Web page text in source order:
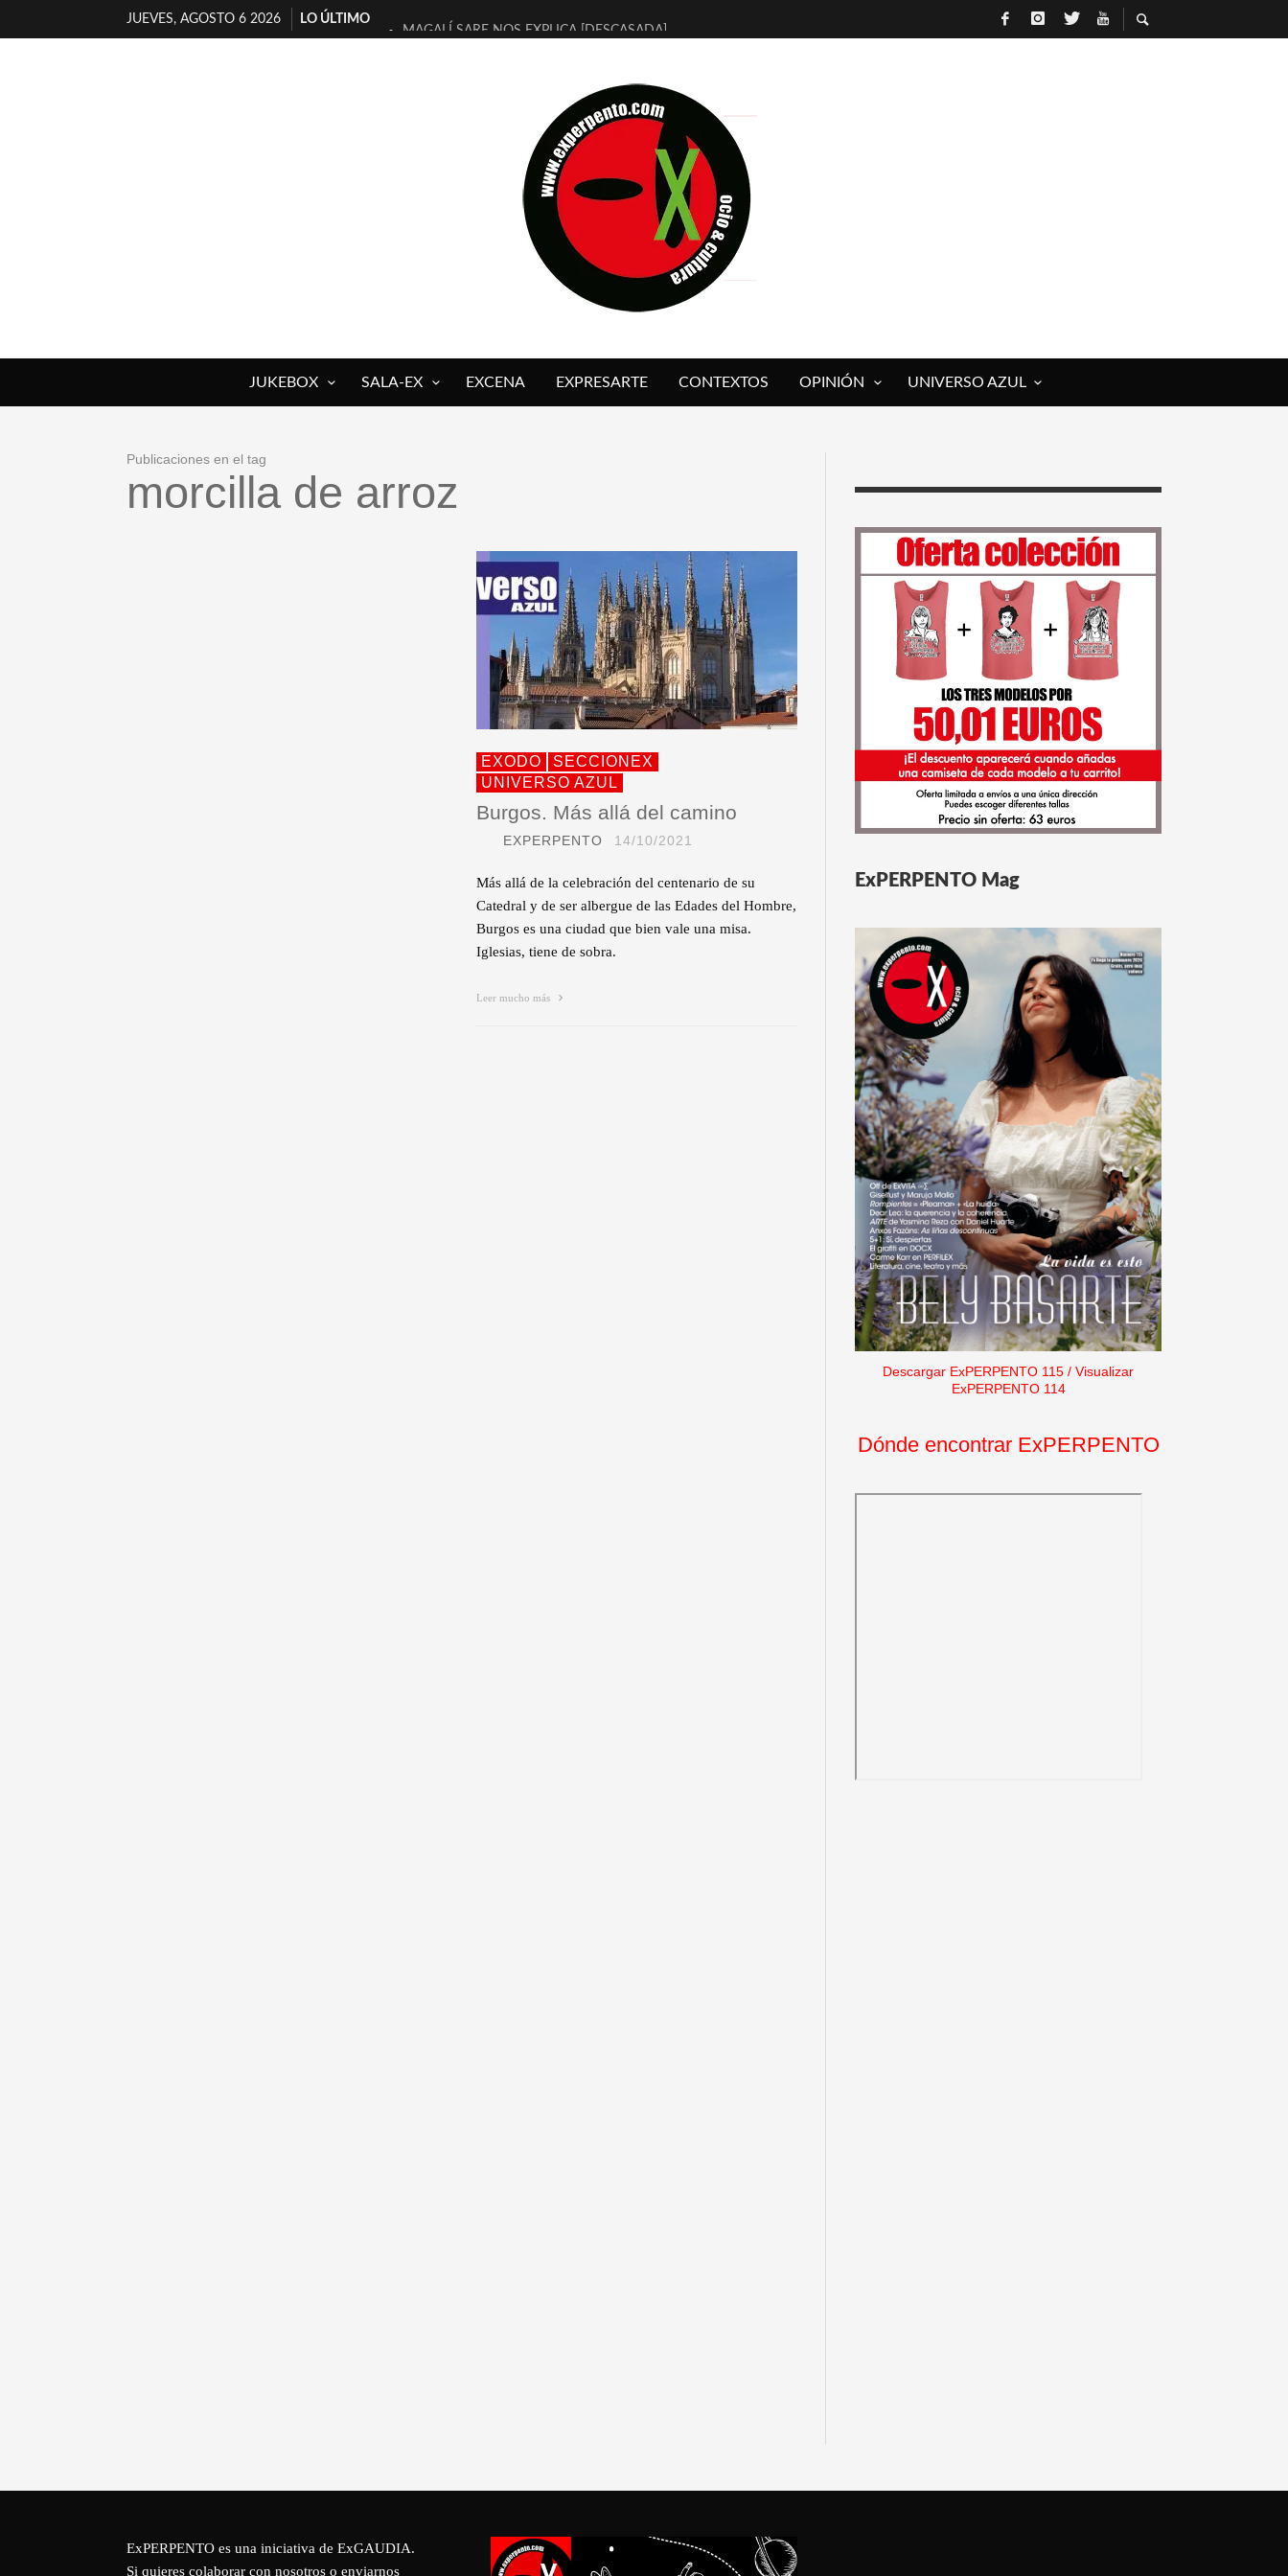
JUEVES, AGOSTO 6 2026
LO ÚLTIMO
MAGALÍ SARE NOS EXPLICA [DESCASADA]
[LA BOLA NEGRA] DE JAVIER CALVO Y JAVIER AMBROSSI
OSLO OVNIES LLEGAN CORRIENDO A ARANDA (SONORAMA Y COSQUÍN ROCK)
FÉLIX CALVO NOS PRESENTA [LAS PALMERAS] (NOVELA DE VAMPIROS VIVOS Y MUERTOS)
[EL SER QUERIDO] DE RODRIGO SOROGOYEN
ENTREVISTA A IVÁN HUMANES POR [EL LIBRO ROJO]
ARRABAL, ARRABAL, ARRABAL, ARRABEAUX
JUKEBOX SALA-EX EXCENA EXPRESARTE CONTEXTOS OPINIÓN UNIVERSO AZUL
Publicaciones en el tag
morcilla de arroz
EXODO
SECCIONEX
UNIVERSO AZUL
Burgos. Más allá del camino
EXPERPENTO 14/10/2021
Más allá de la celebración del centenario de su
Catedral y de ser albergue de las Edades del Hombre,
Burgos es una ciudad que bien vale una misa.
Iglesias, tiene de sobra.
Leer mucho más
ExPERPENTO Mag
Descargar ExPERPENTO 115 / Visualizar
ExPERPENTO 114
Dónde encontrar ExPERPENTO
ExPERPENTO es una iniciativa de ExGAUDIA.
Si quieres colaborar con nosotros o enviarnos